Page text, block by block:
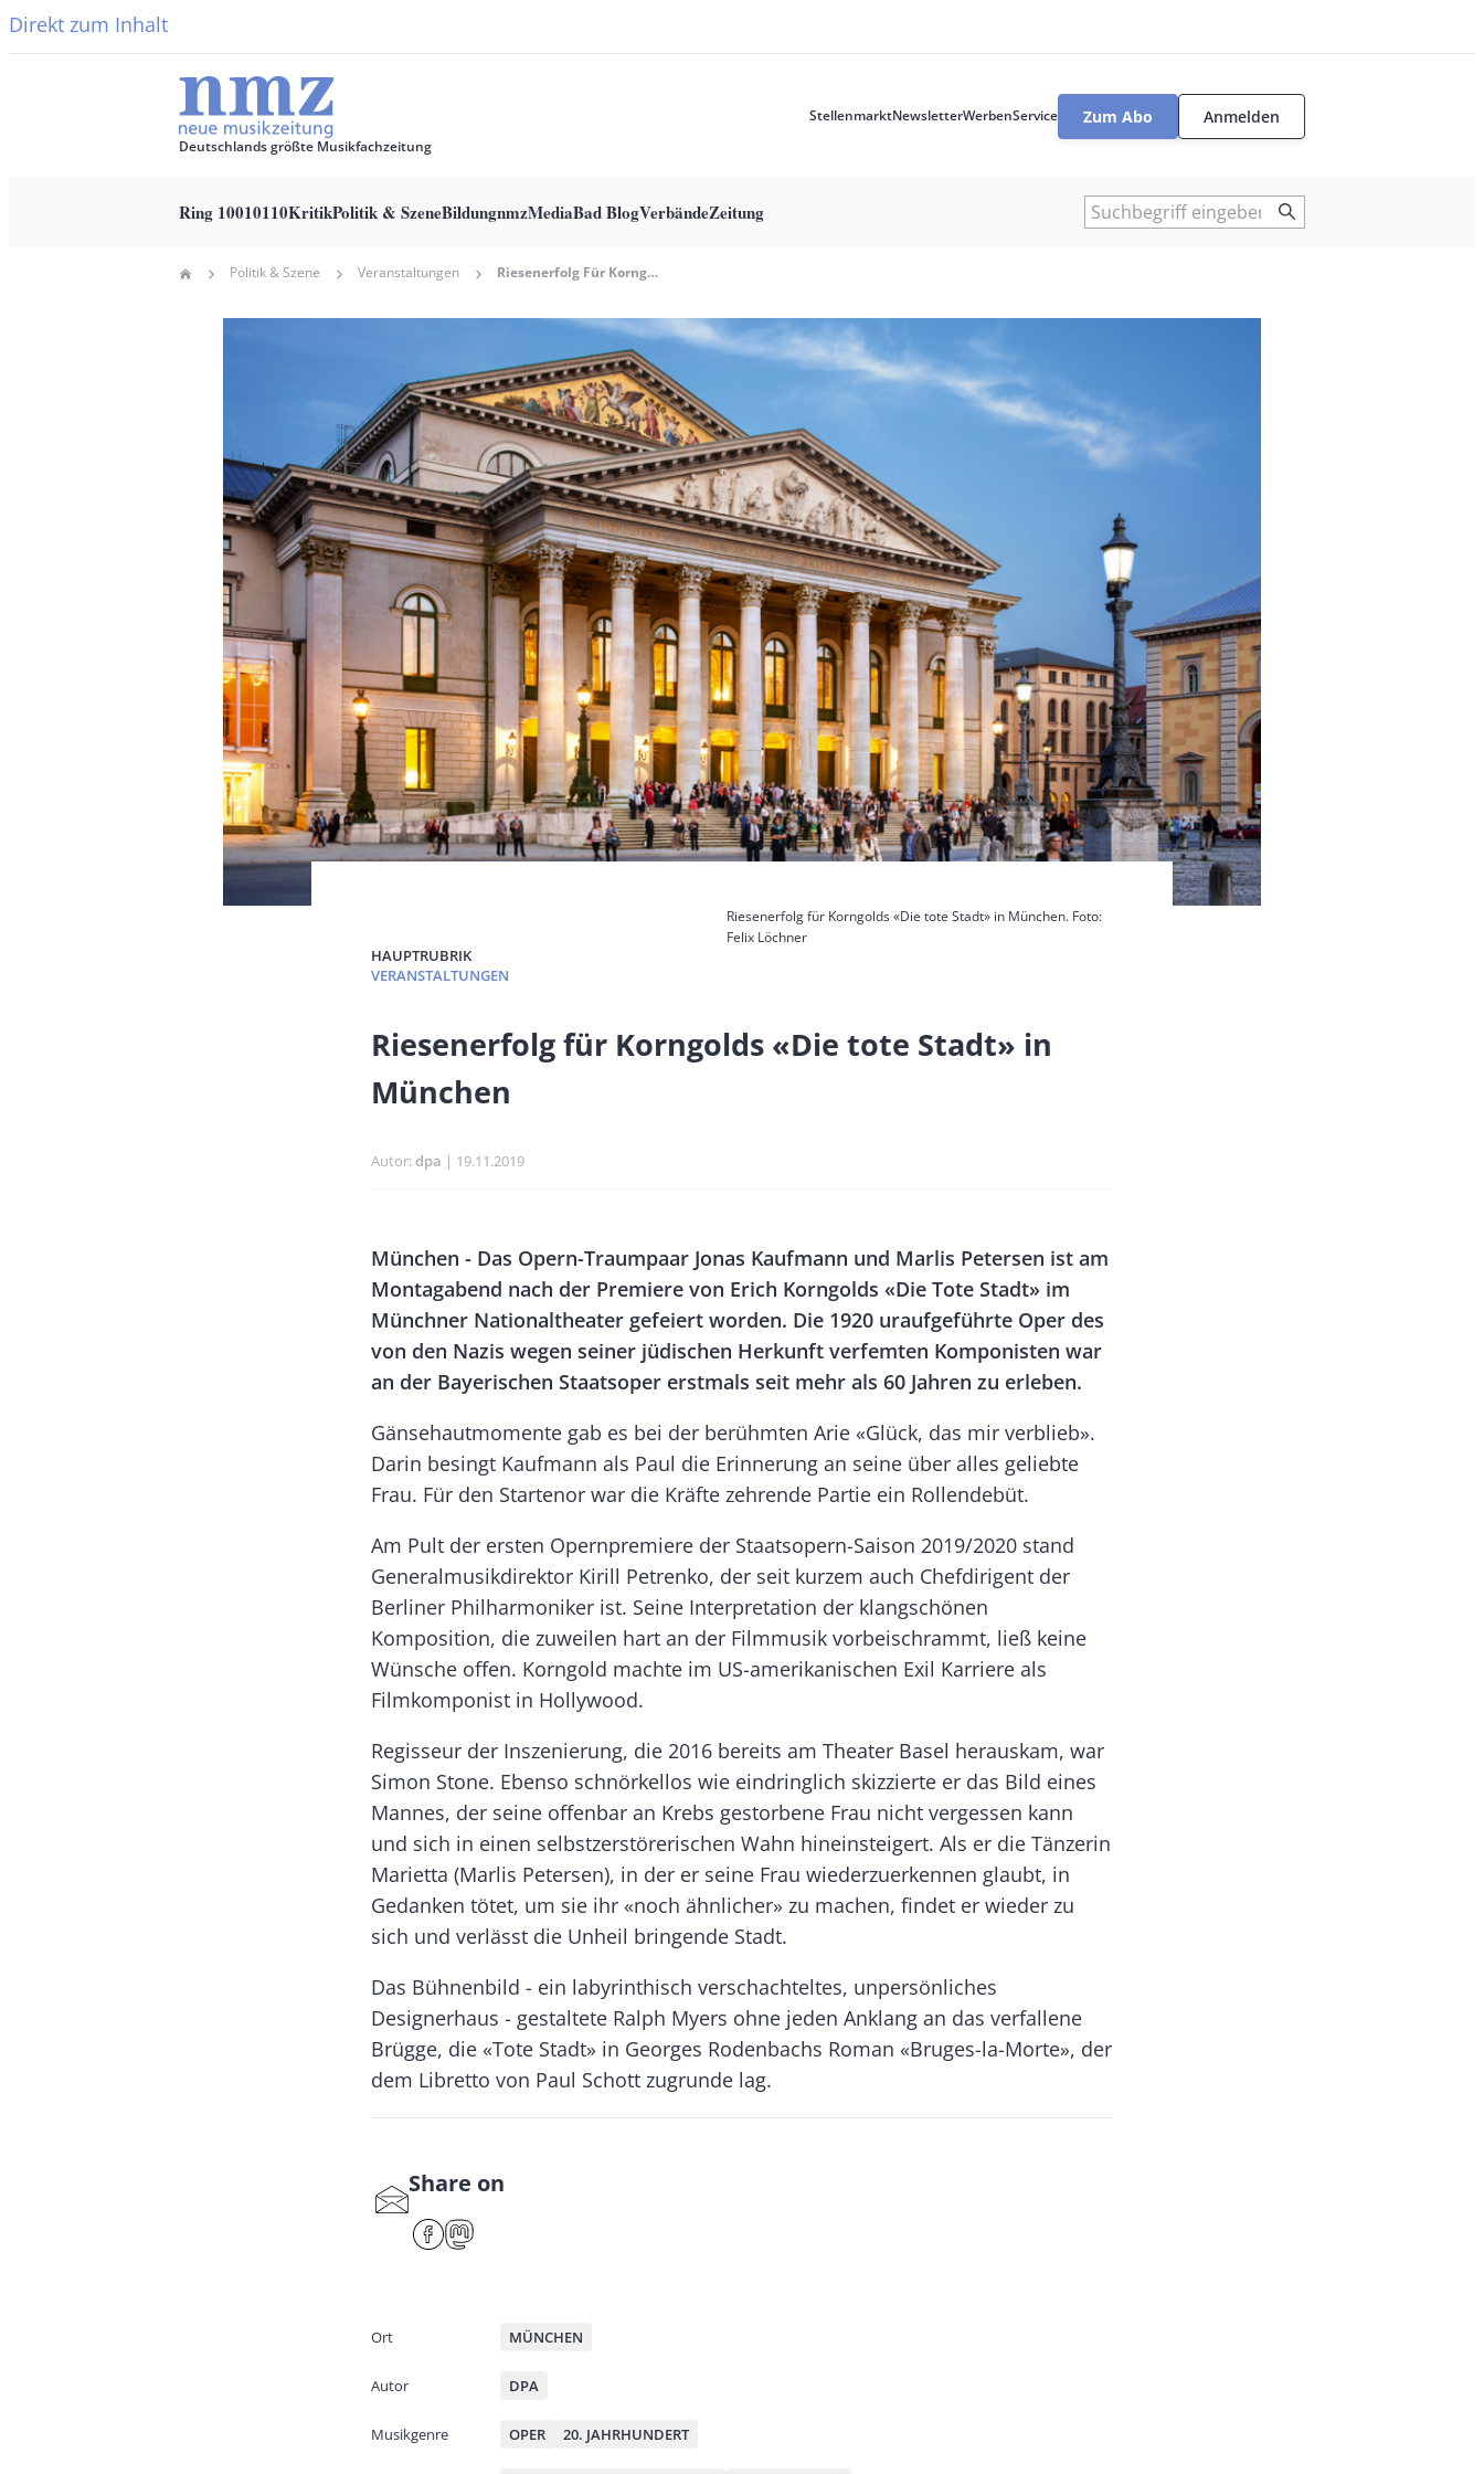
Direkt zum Inhalt
Deutschlands größte Musikfachzeitung
StellenmarktNewsletterWerbenService
User
Zum Abo Anmelden
navigation
Ring 10010110KritikPolitik & SzeneBildungnmzMediaBad BlogVerbändeZeitung Suche
Pfadnavigation
Home Politik & Szene Veranstaltungen Riesenerfolg Für Korngolds «Die Tote Stadt» In München
Riesenerfolg für Korngolds «Die tote Stadt» in München. Foto:
Felix Löchner
HAUPTRUBRIK
VERANSTALTUNGEN
Banner
Size
Riesenerfolg für Korngolds «Die tote Stadt» in
München
Autor dpa Publikationsdatum
19.11.2019
Rectangle
Left
Rectangle
Right
Body
München - Das Opern-Traumpaar Jonas Kaufmann und Marlis Petersen ist am
Montagabend nach der Premiere von Erich Korngolds «Die Tote Stadt» im
Münchner Nationaltheater gefeiert worden. Die 1920 uraufgeführte Oper des
von den Nazis wegen seiner jüdischen Herkunft verfemten Komponisten war
an der Bayerischen Staatsoper erstmals seit mehr als 60 Jahren zu erleben.
Gänsehautmomente gab es bei der berühmten Arie «Glück, das mir verblieb».
Darin besingt Kaufmann als Paul die Erinnerung an seine über alles geliebte
Frau. Für den Startenor war die Kräfte zehrende Partie ein Rollendebüt.
Am Pult der ersten Opernpremiere der Staatsopern-Saison 2019/2020 stand
Generalmusikdirektor Kirill Petrenko, der seit kurzem auch Chefdirigent der
Berliner Philharmoniker ist. Seine Interpretation der klangschönen
Komposition, die zuweilen hart an der Filmmusik vorbeischrammt, ließ keine
Wünsche offen. Korngold machte im US-amerikanischen Exil Karriere als
Filmkomponist in Hollywood.
Regisseur der Inszenierung, die 2016 bereits am Theater Basel herauskam, war
Simon Stone. Ebenso schnörkellos wie eindringlich skizzierte er das Bild eines
Mannes, der seine offenbar an Krebs gestorbene Frau nicht vergessen kann
und sich in einen selbstzerstörerischen Wahn hineinsteigert. Als er die Tänzerin
Marietta (Marlis Petersen), in der er seine Frau wiederzuerkennen glaubt, in
Gedanken tötet, um sie ihr «noch ähnlicher» zu machen, findet er wieder zu
sich und verlässt die Unheil bringende Stadt.
Das Bühnenbild - ein labyrinthisch verschachteltes, unpersönliches
Designerhaus - gestaltete Ralph Myers ohne jeden Anklang an das verfallene
Brügge, die «Tote Stadt» in Georges Rodenbachs Roman «Bruges-la-Morte», der
dem Libretto von Paul Schott zugrunde lag.
S
Share on
F
Ort MÜNCHEN
Autor DPA
Musikgenre OPER 20. JAHRHUNDERT